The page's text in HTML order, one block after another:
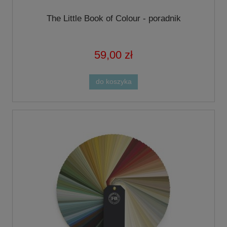
The Little Book of Colour - poradnik
59,00 zł
do koszyka